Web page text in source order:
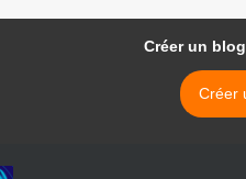
Créer un
Créer